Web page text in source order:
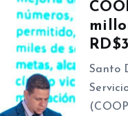
Santo